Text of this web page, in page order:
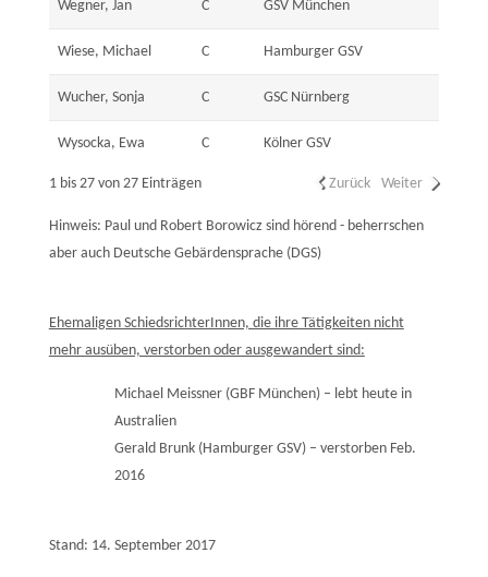
Wegner, Jan C GSV München
Wiese, Michael C Hamburger GSV
Wucher, Sonja C GSC Nürnberg
Wysocka, Ewa C Kölner GSV
1 bis 27 von 27 Einträgen Zurück Weiter
Hinweis: Paul und Robert Borowicz sind hörend - beherrschen
aber auch Deutsche Gebärdensprache (DGS)
Ehemaligen SchiedsrichterInnen, die ihre Tätigkeiten nicht
mehr ausüben, verstorben oder ausgewandert sind:
Michael Meissner (GBF München) – lebt heute in
Australien
Gerald Brunk (Hamburger GSV) – verstorben Feb.
2016
Stand: 14. September 2017